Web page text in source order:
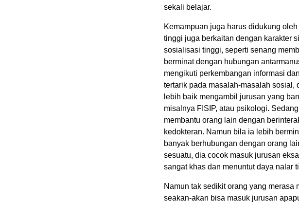
sekali belajar.
Kemampuan juga harus didukung
tinggi juga berkaitan dengan karakter
sosialisasi tinggi, seperti senang
berminat dengan hubungan
mengikuti perkembangan informasi
tertarik pada masalah-masalah sosial,
lebih baik mengambil jurusan yang
misalnya FISIP, atau psikologi.
membantu orang lain dengan
kedokteran. Namun bila ia lebih
banyak berhubungan dengan orang
sesuatu, dia cocok masuk jurusan
sangat khas dan menuntut daya nalar
Namun tak sedikit orang yang
seakan-akan bisa masuk jurusan